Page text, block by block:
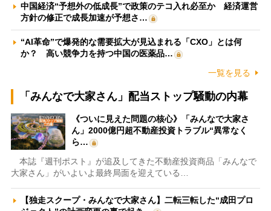
中国経済“予想外の低成長”で政策のテコ入れ必至か 経済運営
方針の修正で成長加速が予想さ…
“AI革命”で爆発的な需要拡大が見込まれる「CXO」とは何
か？ 高い競争力を持つ中国の医薬品…
一覧を見る
「みんなで大家さん」配当ストップ騒動の内幕
《ついに見えた問題の核心》「みんなで大家さ
ん」2000億円超不動産投資トラブル“異常なく
ら…
本誌『週刊ポスト』が追及してきた不動産投資商品「みんなで
大家さん」がいよいよ最終局面を迎えている…
【独走スクープ・みんなで大家さん】二転三転した“成田プロ